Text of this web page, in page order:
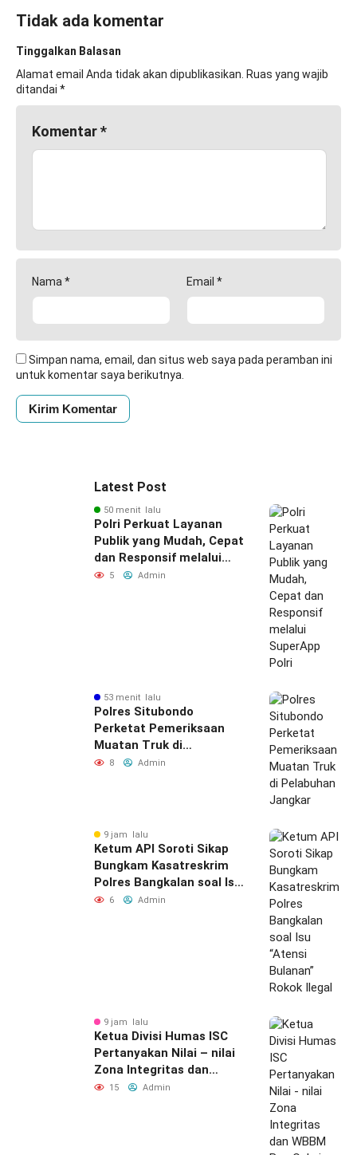
Tidak ada komentar
Tinggalkan Balasan
Alamat email Anda tidak akan dipublikasikan. Ruas yang wajib
ditandai *
Komentar*
Nama * Email *
Simpan nama, email, dan situs web saya pada peramban ini
untuk komentar saya berikutnya.
Latest Post
50 menit lalu
Polri Perkuat Layanan
Publik yang Mudah, Cepat
dan Responsif melalui
SuperApp Polri
5 Admin
53 menit lalu
Polres Situbondo
Perketat Pemeriksaan
Muatan Truk di
Pelabuhan Jangkar
8 Admin
9 jam lalu
Ketum API Soroti Sikap
Bungkam Kasatreskrim
Polres Bangkalan soal Isu
“Atensi Bulanan” Rokok
6 Admin
9 jam lalu
Ketua Divisi Humas ISC
Pertanyakan Nilai – nilai
Zona Integritas dan
WBBM Bea Cukai Juanda
15 Admin